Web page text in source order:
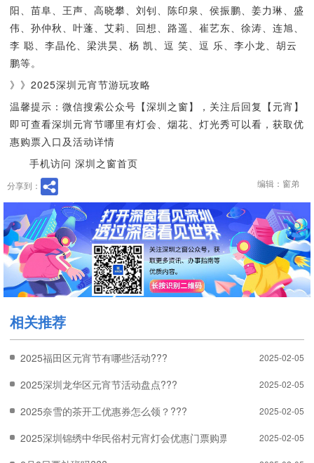
阳、苗阜、王声、高晓攀、刘钊、陈印泉、侯振鹏、姜力琳、盛
伟、孙仲秋、叶蓬、艾莉、回想、路遥、崔艺东、徐涛、连旭、
李 聪、李晶伦、梁洪昊、杨 凯、逗 笑、逗 乐、李小龙、胡云
鹏等。
》》2025深圳元宵节游玩攻略
温馨提示：微信搜索公众号【深圳之窗】，关注后回复【元宵】
即可查看深圳元宵节哪里有灯会、烟花、灯光秀可以看，获取优
惠购票入口及活动详情
手机访问 深圳之窗首页
分享到： 编辑：窗弟
相关推荐
2025福田区元宵节有哪些活动??? 2025-02-05
2025深圳龙华区元宵节活动盘点??? 2025-02-05
2025奈雪的茶开工优惠券怎么领？??? 2025-02-05
2025深圳锦绣中华民俗村元宵灯会优惠门票购票入口???2025-02-05